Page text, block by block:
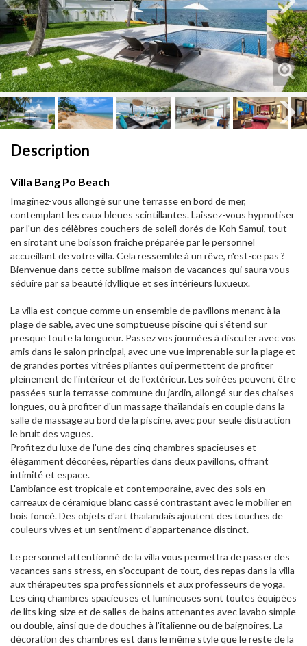
Next
Description
Villa Bang Po Beach
Imaginez-vous allongé sur une terrasse en bord de mer,
contemplant les eaux bleues scintillantes. Laissez-vous hypnotiser
par l'un des célèbres couchers de soleil dorés de Koh Samui, tout
en sirotant une boisson fraîche préparée par le personnel
accueillant de votre villa. Cela ressemble à un rêve, n'est-ce pas ?
Bienvenue dans cette sublime maison de vacances qui saura vous
séduire par sa beauté idyllique et ses intérieurs luxueux.
La villa est conçue comme un ensemble de pavillons menant à la
plage de sable, avec une somptueuse piscine qui s'étend sur
presque toute la longueur. Passez vos journées à discuter avec vos
amis dans le salon principal, avec une vue imprenable sur la plage et
de grandes portes vitrées pliantes qui permettent de profiter
pleinement de l'intérieur et de l'extérieur. Les soirées peuvent être
passées sur la terrasse commune du jardin, allongé sur des chaises
longues, ou à profiter d'un massage thaïlandais en couple dans la
salle de massage au bord de la piscine, avec pour seule distraction
le bruit des vagues.
Profitez du luxe de l'une des cinq chambres spacieuses et
élégamment décorées, réparties dans deux pavillons, offrant
intimité et espace.
L'ambiance est tropicale et contemporaine, avec des sols en
carreaux de céramique blanc cassé contrastant avec le mobilier en
bois foncé. Des objets d'art thaïlandais ajoutent des touches de
couleurs vives et un sentiment d'appartenance distinct.
Le personnel attentionné de la villa vous permettra de passer des
vacances sans stress, en s'occupant de tout, des repas dans la villa
aux thérapeutes spa professionnels et aux professeurs de yoga.
Les cinq chambres spacieuses et lumineuses sont toutes équipées
de lits king-size et de salles de bains attenantes avec lavabo simple
ou double, ainsi que de douches à l'italienne ou de baignoires. La
décoration des chambres est dans le même style que le reste de la